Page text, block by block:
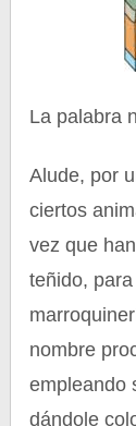
La palabra
Alude, por
ciertos
vez que
teñido,
nombre
empleando
dándole